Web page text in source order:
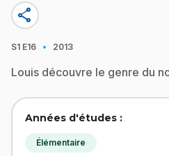
share
S1 E16 · 2013
Louis découvre le genre du
Années d'études :
Élémentaire